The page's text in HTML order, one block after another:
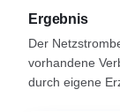
Ergebnis
Der
vorhandene
durch eigene